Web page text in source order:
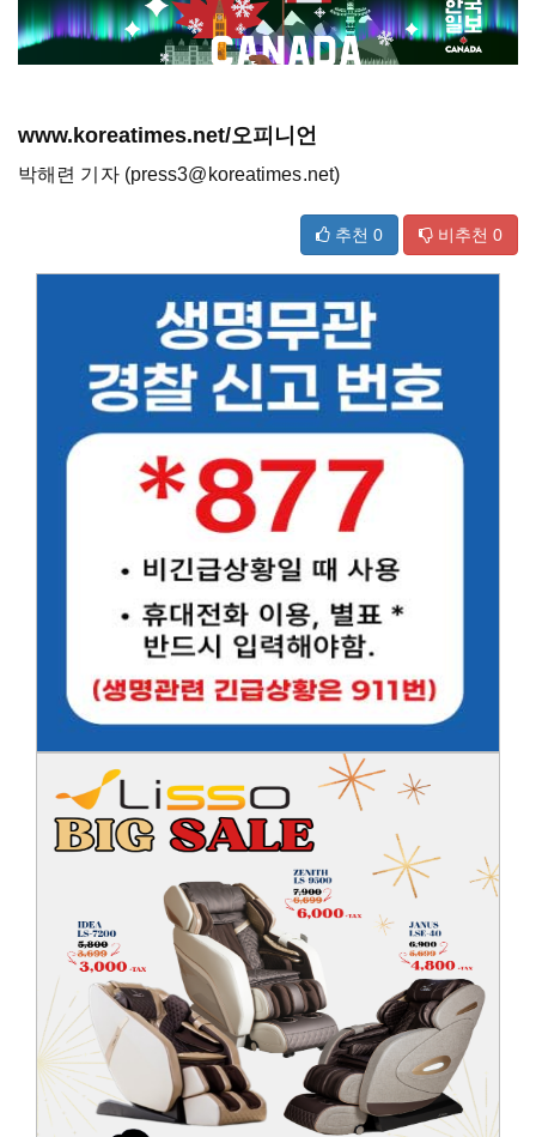
www.koreatimes.net/오피니언
박해련 기자 (press3@koreatimes.net)
추천 0 비추천 0